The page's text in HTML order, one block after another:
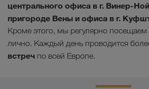
центрального офиса в г. Винер-
пригороде Вены и офиса в г.
Кроме этого, мы регулярно
лично. Каждый день проводится
встреч по всей Европе.